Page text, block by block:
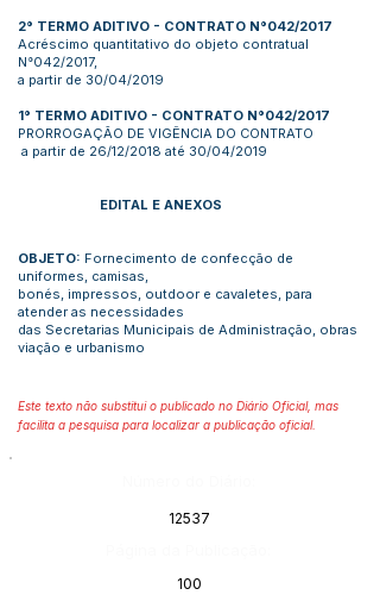
2° TERMO ADITIVO - CONTRATO N°042/2017
Acréscimo quantitativo do objeto contratual
N°042/2017,
a partir de 30/04/2019
1° TERMO ADITIVO - CONTRATO N°042/2017
PRORROGAÇÃO DE VIGÊNCIA DO CONTRATO
a partir de 26/12/2018 até 30/04/2019
EDITAL E ANEXOS
OBJETO: Fornecimento de confecção de
uniformes, camisas,
bonés, impressos, outdoor e cavaletes, para
atender as necessidades
das Secretarias Municipais de Administração, obras
viação e urbanismo
Este texto não substitui o publicado no Diário Oficial, mas
facilita a pesquisa para localizar a publicação oficial.
12537
100